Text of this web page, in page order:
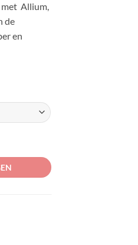
met Allium,
de
en